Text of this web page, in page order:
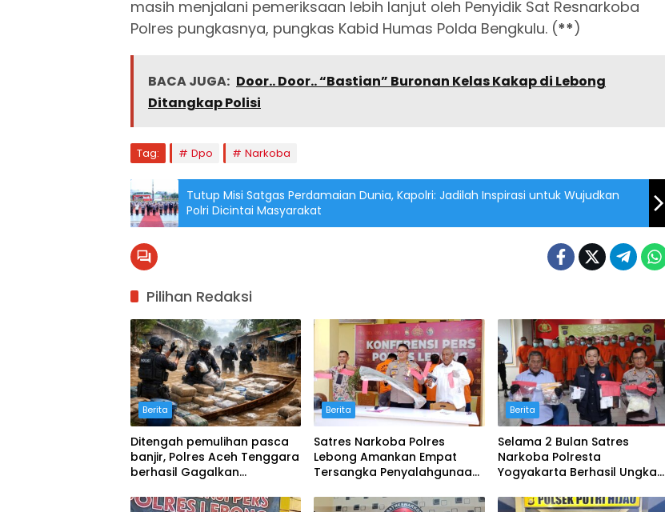
masih menjalani pemeriksaan lebih lanjut oleh Penyidik Sat Resnarkoba
Polres pungkasnya, pungkas Kabid Humas Polda Bengkulu. (**)
BACA JUGA: Door.. Door.. “Bastian” Buronan Kelas Kakap di Lebong
Ditangkap Polisi
Tag: Dpo Narkoba
Tutup Misi Satgas Perdamaian Dunia, Kapolri: Jadilah Inspirasi untuk Wujudkan
Polri Dicintai Masyarakat
Pilihan Redaksi
Berita
Ditengah pemulihan pasca
banjir, Polres Aceh Tenggara
berhasil Gagalkan
Berita
Satres Narkoba Polres
Lebong Amankan Empat
Tersangka Penyalahgunaan
Ganja
Berita
Selama 2 Bulan Satres
Narkoba Polresta
Yogyakarta Berhasil Ungkap
Tersangka